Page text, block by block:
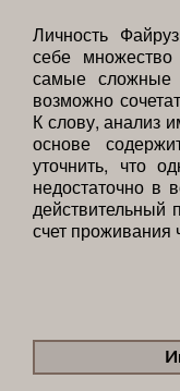
Личность
себе
самые сложные
возможно
К слову, анализ
основе
уточнить, что
недостаточно в
действительный
счет проживания